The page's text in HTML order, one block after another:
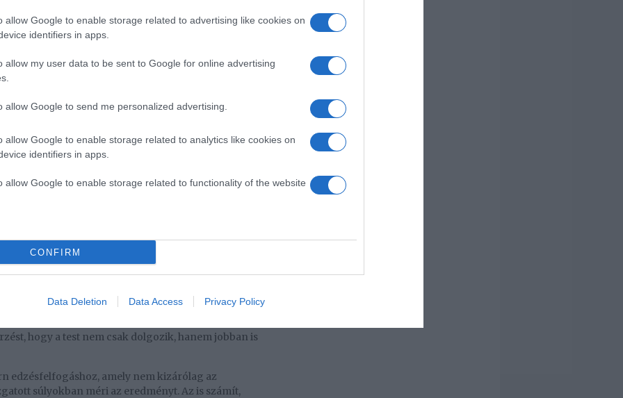
allow Google to enable storage related to advertising like cookies on
identifiers in apps.
allow my user data to be sent to Google for online advertising
allow Google to send me personalized advertising.
allow Google to enable storage related to analytics like cookies on
identifiers in apps.
allow Google to enable storage related to functionality of the website
CONFIRM
Data Deletion Data Access Privacy Policy
működik igazán jól, ahol szakember figyel a
között is azért lehet jó választás a személyre
és az egyéni állapot figyelembevétele sokkal
akar gyorsan haladni.
mint azt sokan gondolják. Nem csak azoknak való,
Jó alap lehet kezdőknek, ülőmunkát
is, akik más mozgásformák mellé szeretnének
mást hoz elő. Van, aki először azt érzi meg,
stabilitása javul látványosan. Megint más azt
vagy kitörés egyszerre lesz nehezebb és tisztább,
végigcsinálni.
fejlődésről szól
különlegesnek tűnik. Az értéke inkább abban
más edzésformákban és a mindennapi életben is
tudatosabb testhasználat, erősebb
hogy a test nem csak dolgozik, hanem jobban is
edzésfelfogáshoz, amely nem kizárólag az
súlyokban méri az eredményt. Az is számít,